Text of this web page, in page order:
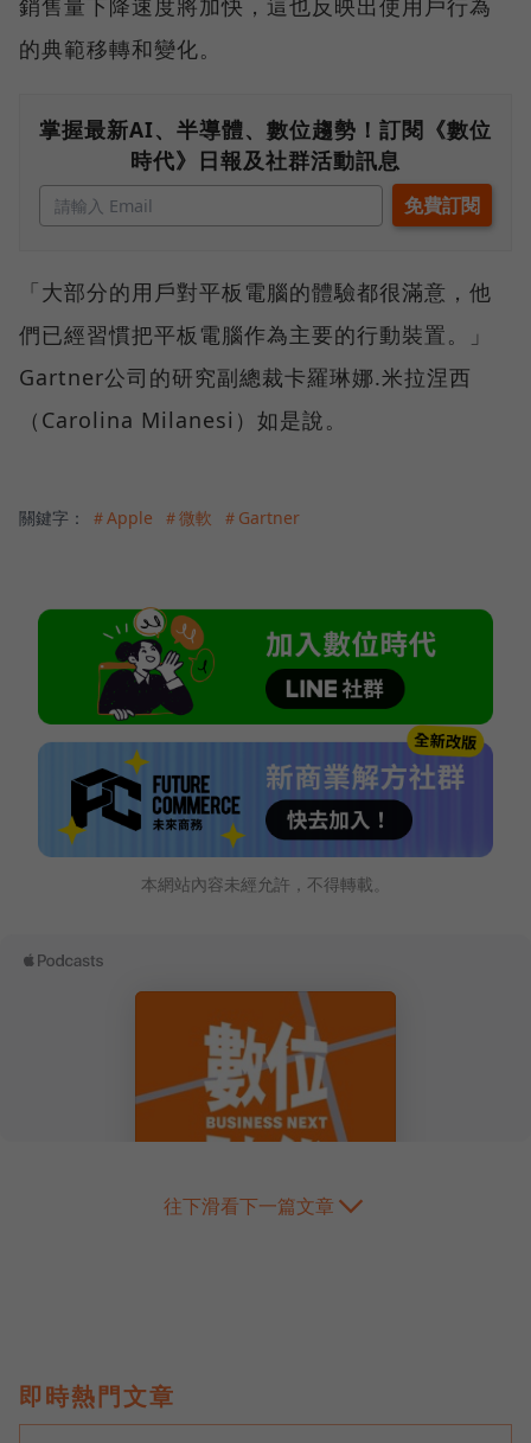
的典範移轉和變化。
掌握最新AI、半導體、數位趨勢！訂閱《數位
時代》日報及社群活動訊息
「大部分的用戶對平板電腦的體驗都很滿意，他
們已經習慣把平板電腦作為主要的行動裝置。」
Gartner公司的研究副總裁卡羅琳娜.米拉涅西
（Carolina Milanesi）如是說。
關鍵字： ＃Apple ＃微軟 ＃Gartner
本網站內容未經允許，不得轉載。
往下滑看下一篇文章
即時熱門文章